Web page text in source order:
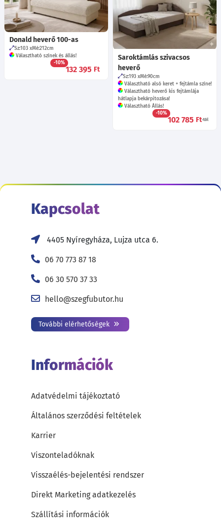
Donald heverő 100-as
Sz:103 Mé:212cm
Választható színek és állás!
-10%
132 395 Ft
Saroktámlás szivacsos
heverő
Sz:193 Mé:90cm
Választható alsó keret + fejtámla színe!
Választható heverő kis fejtámlája
hátlapja bekárpitozása!
Választható Állás!
-10%
102 785 Ft-tól
Kapcsolat
4405 Nyíregyháza, Lujza utca 6.
06 70 773 87 18
06 30 570 37 33
hello@szegfubutor.hu
További elérhetőségek
Információk
Adatvédelmi tájékoztató
Általános szerződési feltételek
Karrier
Viszonteladóknak
Visszaélés-bejelentési rendszer
Direkt Marketing adatkezelés
Szállítási információk